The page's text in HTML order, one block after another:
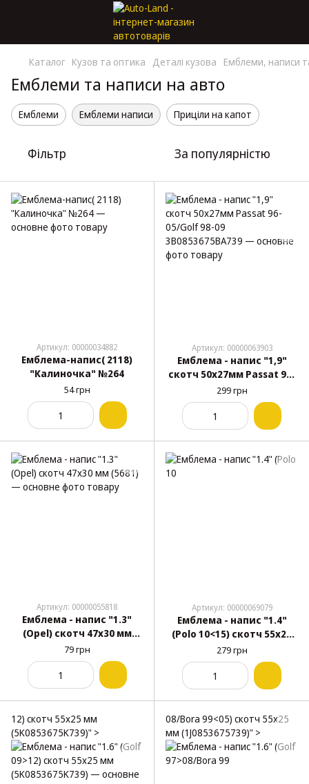
Каталог Кузов та оптика Деталі кузова Емблеми, написи
Емблеми та написи на авто
Емблеми Емблеми написи Приціли на капот
Фільтр За популярністю
Артикул: 00000034882
Емблема-напис( 2118)
"Калиночка" №264
54 грн
Артикул: 00000063903
Емблема - напис "1,9"
скотч 50х27мм Passat 96-
05/Golf 98-09
3B0853675BA739
299 грн
Артикул: 00000055818
Емблема - напис "1.3"
(Opel) скотч 47x30 мм
(5681)
79 грн
Артикул: 00000069079
Емблема - напис "1.4"
(Polo 10<15) скотч 55x25
мм (6R0853675739)
279 грн
12) скотч 55x25 мм
(5K0853675K739)" >
08/Bora 99<05) скотч 55x25
мм (1J0853675739)" >